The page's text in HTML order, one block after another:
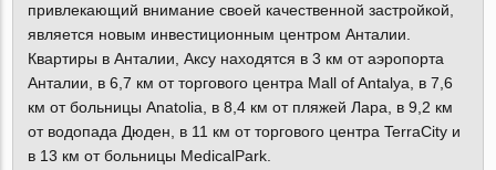
привлекающий внимание своей качественной застройкой,
является новым инвестиционным центром Анталии.
Квартиры в Анталии, Аксу находятся в 3 км от аэропорта
Анталии, в 6,7 км от торгового центра Mall of Antalya, в 7,6
км от больницы Anatolia, в 8,4 км от пляжей Лара, в 9,2 км
от водопада Дюден, в 11 км от торгового центра TerraCity и
в 13 км от больницы MedicalPark.